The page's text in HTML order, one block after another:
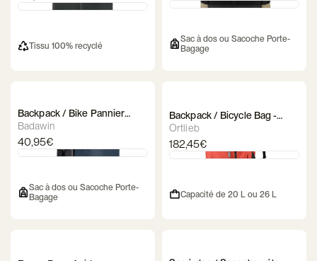
Tissu 100% recyclé
Sac à dos ou Sacoche Porte-
Bagage
Backpack / Bike Pannier
Rack - Badawin Aaron
Badawin
40,95€
Sac à dos ou Sacoche Porte-
Bagage
Backpack / Bicycle Bag -
Ortlieb - VARIO PS QL3.1
Ortlieb
182,45€
Capacité de 20 L ou 26 L